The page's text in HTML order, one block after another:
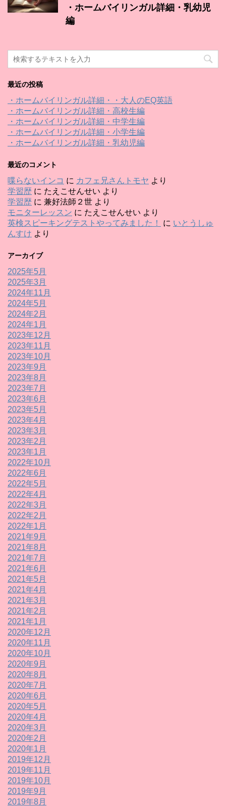
・ホームバイリンガル詳細・乳幼児
編
最近の投稿
・ホームバイリンガル詳細・・大人のEQ英語
・ホームバイリンガル詳細・高校生編
・ホームバイリンガル詳細・中学生編
・ホームバイリンガル詳細・小学生編
・ホームバイリンガル詳細・乳幼児編
最近のコメント
喋らないインコ に カフェ兄さんトモヤ より
学習歴 に たえこせんせい より
学習歴 に 兼好法師２世 より
モニターレッスン に たえこせんせい より
英検スピーキングテストやってみました！
に いとうしゅ
んすけ より
アーカイブ
2025年5月
2025年3月
2024年11月
2024年5月
2024年2月
2024年1月
2023年12月
2023年11月
2023年10月
2023年9月
2023年8月
2023年7月
2023年6月
2023年5月
2023年4月
2023年3月
2023年2月
2023年1月
2022年10月
2022年6月
2022年5月
2022年4月
2022年3月
2022年2月
2022年1月
2021年9月
2021年8月
2021年7月
2021年6月
2021年5月
2021年4月
2021年3月
2021年2月
2021年1月
2020年12月
2020年11月
2020年10月
2020年9月
2020年8月
2020年7月
2020年6月
2020年5月
2020年4月
2020年3月
2020年2月
2020年1月
2019年12月
2019年11月
2019年10月
2019年9月
2019年8月